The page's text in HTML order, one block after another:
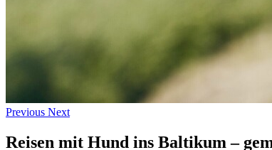
Previous Next
Reisen mit Hund ins Baltikum –